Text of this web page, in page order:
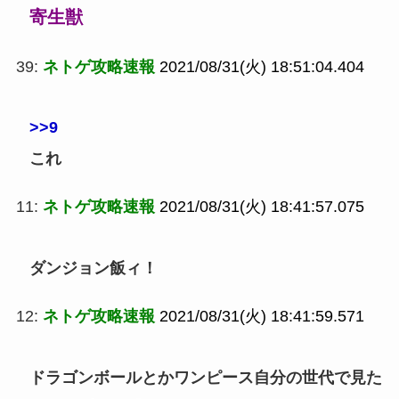
寄生獣
39: ネトゲ攻略速報 2021/08/31(火) 18:51:04.404
>>9
これ
11: ネトゲ攻略速報 2021/08/31(火) 18:41:57.075
ダンジョン飯ィ！
12: ネトゲ攻略速報 2021/08/31(火) 18:41:59.571
ドラゴンボールとかワンピース自分の世代で見た